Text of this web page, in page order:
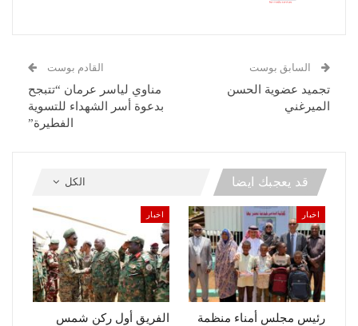
السابق بوست
تجميد عضوية الحسن
الميرغني
القادم بوست
مناوي لياسر عرمان “تتبجح
بدعوة أسر الشهداء للتسوية
الفطيرة”
الكل قد يعجبك ايضا
اخبار
رئيس مجلس أمناء منظمة
اخبار
الفريق أول ركن شمس